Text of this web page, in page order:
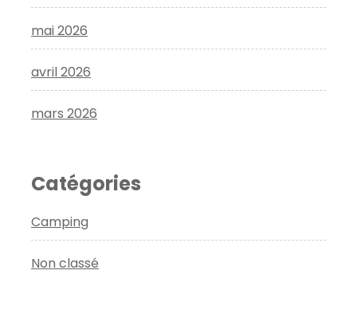
mai 2026
avril 2026
mars 2026
Catégories
Camping
Non classé